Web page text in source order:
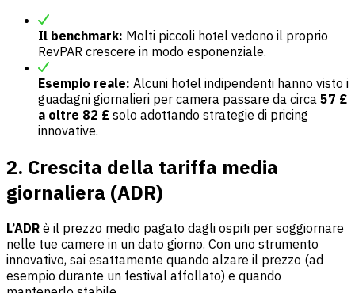
Il benchmark: Molti piccoli hotel vedono il proprio
RevPAR crescere in modo esponenziale.
Esempio reale: Alcuni hotel indipendenti hanno visto i
guadagni giornalieri per camera passare da circa 57 £
a oltre 82 £ solo adottando strategie di pricing
innovative.
2. Crescita della tariffa media
giornaliera (ADR)
L’ADR è il prezzo medio pagato dagli ospiti per soggiornare
nelle tue camere in un dato giorno. Con uno strumento
innovativo, sai esattamente quando alzare il prezzo (ad
esempio durante un festival affollato) e quando